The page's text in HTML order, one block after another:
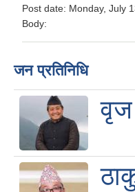
Post date: Monday, July
Body:
जन प्रतिनिधि